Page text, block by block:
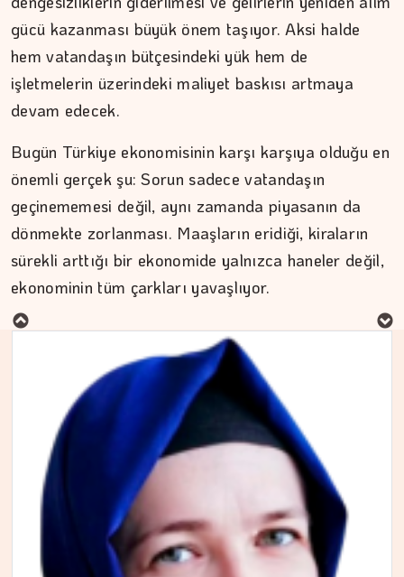
gücü kazanması büyük önem taşıyor. Aksi halde
hem vatandaşın bütçesindeki yük hem de
işletmelerin üzerindeki maliyet baskısı artmaya
devam edecek.
Bugün Türkiye ekonomisinin karşı karşıya olduğu en
önemli gerçek şu: Sorun sadece vatandaşın
geçinememesi değil, aynı zamanda piyasanın da
dönmekte zorlanması. Maaşların eridiği, kiraların
sürekli arttığı bir ekonomide yalnızca haneler değil,
ekonominin tüm çarkları yavaşlıyor.
MURAT DOĞAN
Aç kalan sadece mideniz…